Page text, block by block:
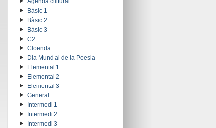
Agenda cultural
Bàsic 1
Bàsic 2
Bàsic 3
C2
Cloenda
Dia Mundial de la Poesia
Elemental 1
Elemental 2
Elemental 3
General
Intermedi 1
Intermedi 2
Intermedi 3